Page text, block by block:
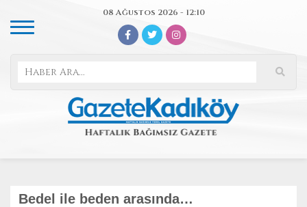
08 Ağustos 2026 - 12:10
Bedel ile beden arasında…